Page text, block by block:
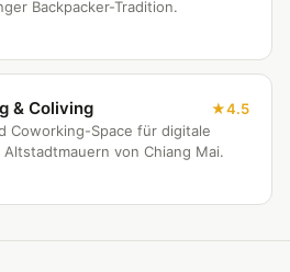
Backpacker-Tradition.
& Coliving
4.5
Coworking-Space für digitale
von Chiang Mai.